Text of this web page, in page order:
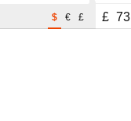
£
€
$ £ 73